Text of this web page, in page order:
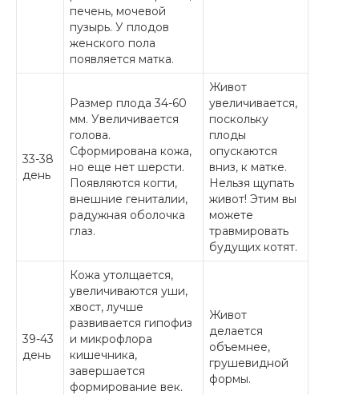
печень, мочевой
пузырь. У плодов
женского пола
появляется матка.
33-38
день
Размер плода 34-60
мм. Увеличивается
голова.
Сформирована кожа,
но еще нет шерсти.
Появляются когти,
внешние гениталии,
радужная оболочка
глаз.
Живот
увеличивается,
поскольку
плоды
опускаются
вниз, к матке.
Нельзя щупать
живот! Этим вы
можете
травмировать
будущих котят.
39-43
день
Кожа утолщается,
увеличиваются уши,
хвост, лучше
развивается гипофиз
и микрофлора
кишечника,
завершается
формирование век.
Живот
делается
объемнее,
грушевидной
формы.